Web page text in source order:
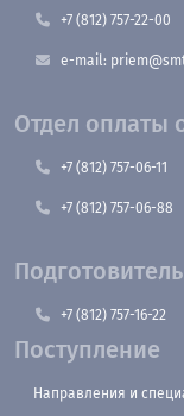
+7 (812) 757-22-00
e-mail:
Отдел оплаты
+7 (812) 757-06-11
+7 (812) 757-06-88
+7 (812) 757-16-22
Поступление
Направления и